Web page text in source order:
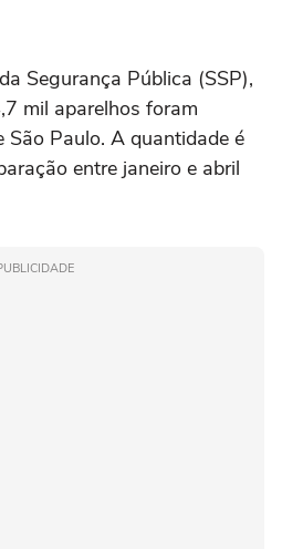
Segurança Pública (SSP),
mil aparelhos foram
São Paulo. A quantidade é
entre janeiro e abril